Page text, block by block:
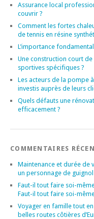
Assurance local
couvrir ?
Comment les fortes
de tennis en résine
L’importance
Une construction court
sportives spécifiques ?
Les acteurs de la pompe
investis auprès de leurs
Quels défauts une
efficacement ?
COMMENTAIRES
Maintenance et durée de
un personnage de
Faut-il tout faire soi-
Faut-il tout faire soi-
Voyager en famille tout
belles routes côtières